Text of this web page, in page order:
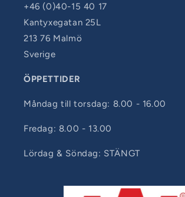
+46 (0)40-15 40 17
Kantyxegatan 25L
213 76 Malmö
Sverige
ÖPPETTIDER
Måndag till torsdag: 8.00 - 16.00
Fredag: 8.00 - 13.00
Lördag & Söndag: STÄNGT